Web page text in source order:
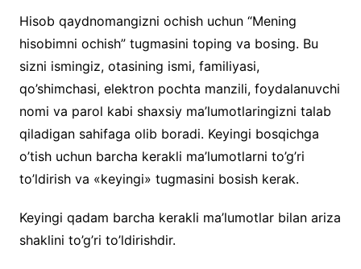
Hisob qaydnomangizni ochish uchun “Mening
hisobimni ochish” tugmasini toping va bosing. Bu
sizni ismingiz, otasining ismi, familiyasi,
qo’shimchasi, elektron pochta manzili, foydalanuvchi
nomi va parol kabi shaxsiy ma’lumotlaringizni talab
qiladigan sahifaga olib boradi. Keyingi bosqichga
o’tish uchun barcha kerakli ma’lumotlarni to’g’ri
to’ldirish va «keyingi» tugmasini bosish kerak.
Keyingi qadam barcha kerakli ma’lumotlar bilan ariza
shaklini to’g’ri to’ldirishdir.